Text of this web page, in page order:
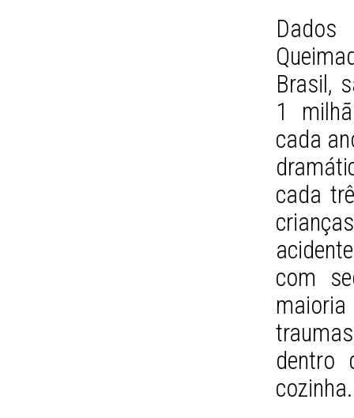
Brasil,
1
cada
cada
com
dentro
cozinha.